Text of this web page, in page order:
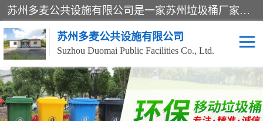
苏州多麦公共设施有限公司是一家苏州垃圾桶厂家，主营：塑料垃圾桶、分类果皮箱、户外园林椅、保安岗亭等产品厂家。全国统一热线电话：17105580222。公司组建完善的团队。设计人员，能根据客户要求，提供适合的设计方案，来满足客户的需求。
苏州多麦公共设施有限公司
Suzhou Duomai Public Facilities Co., Ltd.
办公室脚踩垃圾桶 保安岗亭